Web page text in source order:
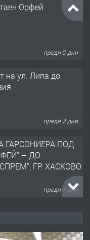
Орфей
преди 2 дни
на ул. Липа до
преди 2 дни
ГАРСОНИЕРА ПОД
– ДО
ГР. ХАСКОВО
преди 3 дни
НА ГР.